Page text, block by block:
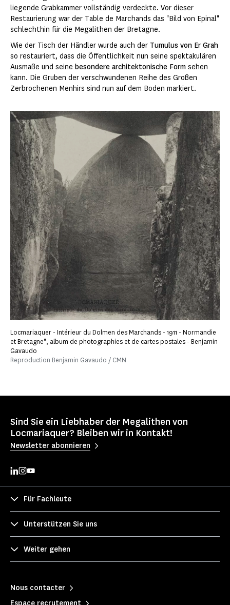
liegende Grabkammer vollständig verdeckte. Vor dieser
Restaurierung war der Table de Marchands das "Bild von Epinal"
schlechthin für die Megalithen der Bretagne.
Wie der Tisch der Händler wurde auch der Tumulus von Er Grah
so restauriert, dass die Öffentlichkeit nun seine spektakulären
Ausmaße und seine besondere architektonische Form sehen
kann. Die Gruben der verschwundenen Reihe des Großen
Zerbrochenen Menhirs sind nun auf dem Boden markiert.
Locmariaquer - Intérieur du Dolmen des Marchands - 1911 - Normandie
et Bretagne", album de photographies et de cartes postales - Benjamin
Gavaudo
Reproduction Benjamin Gavaudo / CMN
Sind Sie ein Liebhaber der Megalithen von
Locmariaquer? Bleiben wir in Kontakt!
Newsletter abonnieren
Für Fachleute
Unterstützen Sie uns
Weiter gehen
Nous contacter
Espace recrutement